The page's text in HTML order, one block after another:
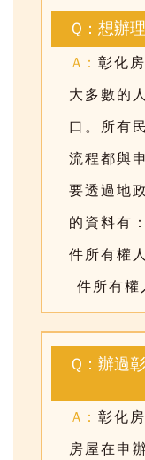
Q：想辦
A： 彰化
大多數的
口。所有
流程都與
要透過地
的資料有
件所有權
件所有權
Q：辦過
A： 彰化
房屋在申